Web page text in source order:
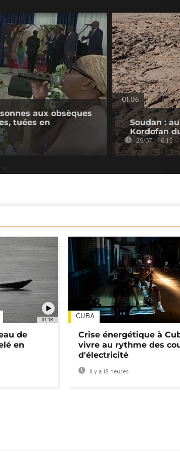
aux obsèques
tuées en
01:06
Soudan :
Kordofan
29/07 - 16:15
01:18
de
en
CUBA
Crise énergétique à
vivre au rythme des
d'électricité
Il y a 18 heures